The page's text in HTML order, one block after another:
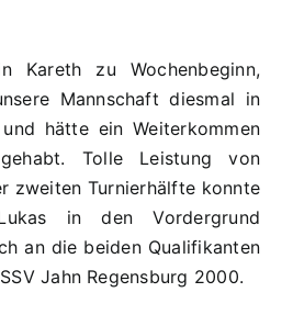
Kareth zu Wochenbeginn,
Mannschaft diesmal in
hätte ein Weiterkommen
Tolle Leistung von
zweiten Turnierhälfte konnte
in den Vordergrund
an die beiden Qualifikanten
Jahn Regensburg 2000.